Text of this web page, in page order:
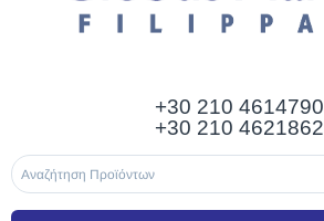
+30 210 4614790
+30 210 4621862